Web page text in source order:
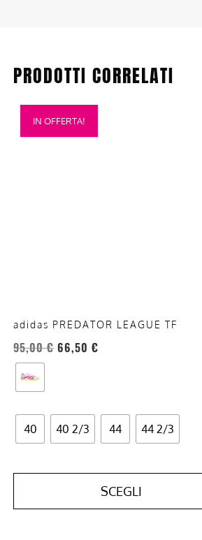
PRODOTTI CORRELATI
IN OFFERTA!
adidas PREDATOR LEAGUE TF
95,00€ 66,50 €
40 40 2/3 44 44 2/3
SCEGLI
Questo
prodotto
del
prodotto